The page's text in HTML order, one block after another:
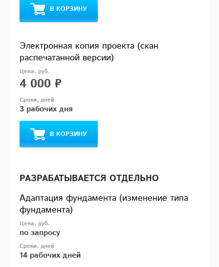
В КОРЗИНУ
Электронная копия проекта (скан
распечатанной версии)
4 000 ₽
3 рабочих дня
В КОРЗИНУ
РАЗРАБАТЫВАЕТСЯ ОТДЕЛЬНО
Адаптация фундамента (изменение типа
фундамента)
по запросу
14 рабочих дней